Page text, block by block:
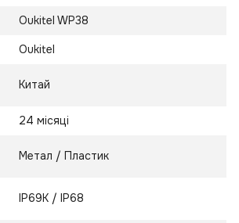
Oukitel WP38
Oukitel
Китай
24 місяці
Метал / Пластик
IP69K / IP68